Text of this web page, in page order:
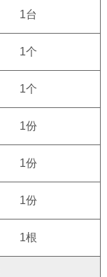
1台
1个
1个
1份
1份
1份
1根